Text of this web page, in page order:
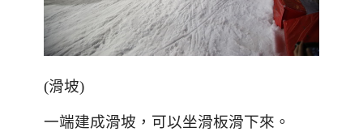
(滑坡)
一端建成滑坡，可以坐滑板滑下來。